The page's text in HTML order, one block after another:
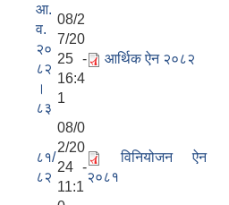
आ.
व.
२०
८२
।
८३
08/2
7/20
25 -
16:4
1
आर्थिक ऐन २०८२
८१/
८२
08/0
2/20
24 -
11:1
विनियोजन ऐन
२०८१